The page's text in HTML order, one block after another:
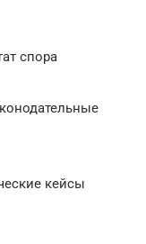
спора
кейсы